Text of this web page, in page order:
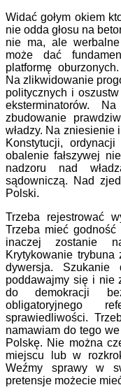
Widać gołym okiem
nie odda głosu na
nie ma, ale
może dać
platformę
Na zlikwidowanie
politycznych i
eksterminatorów.
zbudowanie
władzy. Na
Konstytucji,
obalenie fałszywej
nadzoru nad
sądowniczą. Nad
Polski.
Trzeba rejestrować
Trzeba mieć
inaczej zostanie
Krytykowanie
dywersja.
poddawajmy się i nie
do demokracji
obligatoryjnego
sprawiedliwości.
namawiam do tego
Polskę. Nie można
miejscu lub w
Weźmy sprawy w
pretensje możecie